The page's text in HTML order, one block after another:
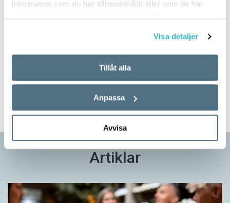
information som du har tillhandahållit eller som de har
Visa detaljer
Tillåt alla
Anpassa
Avvisa
Tidningen i brevlådan plus tillgång till webben och digital
läsning med vår app
Artiklar